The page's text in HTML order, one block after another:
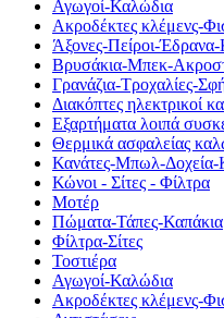
Αγωγοί-Καλώδια
Ακροδέκτες κλέμενς-
Άξονες-Πείροι-Έδρανα-
Βρυσάκια-Μπεκ-
Γρανάζια-Τροχαλίες-
Διακόπτες ηλεκτρικοί
Εξαρτήματα λοιπά
Θερμικά ασφαλείας
Κανάτες-Μπωλ-Δοχεία-
Κώνοι - Σίτες - Φίλτρα
Μοτέρ
Πώματα-Τάπες-Καπάκια
Φίλτρα-Σίτες
Τοστιέρα
Αγωγοί-Καλώδια
Ακροδέκτες κλέμενς-